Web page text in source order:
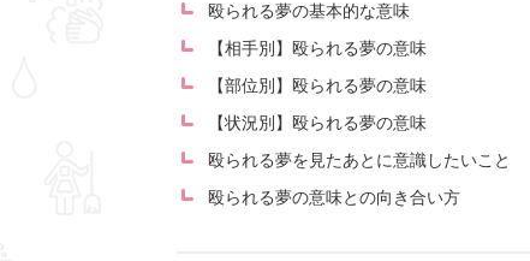
殴られる夢の基本的な意味
【相手別】殴られる夢の意味
【部位別】殴られる夢の意味
【状況別】殴られる夢の意味
殴られる夢を見たあとに意識したいこと
殴られる夢の意味との向き合い方